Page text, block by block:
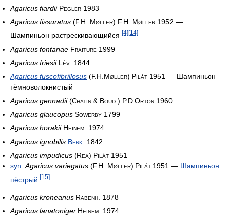
Agaricus fiardii Pegler 1983
Agaricus fissuratus (F.H. Møller) F.H. Møller 1952 —
Шампиньон растрескивающийся [4][14]
Agaricus fontanae Fraiture 1999
Agaricus friesii Lév. 1844
Agaricus fuscofibrillosus (F.H.Møller) Pilát 1951 — Шампиньон
тёмноволокнистый
Agaricus gennadii (Chatin & Boud.) P.D.Orton 1960
Agaricus glaucopus Sowerby 1799
Agaricus horakii Heinem. 1974
Agaricus ignobilis Berk.
1842
Agaricus impudicus (Rea) Pilát 1951
syn. Agaricus variegatus (F.H. Møller) Pilát 1951 — Шампиньон
пёстрый [15]
Agaricus kroneanus Rabenh. 1878
Agaricus lanatoniger Heinem. 1974